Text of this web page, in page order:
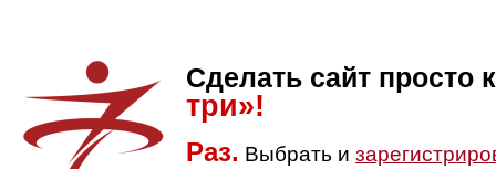
Сделать сайт просто
три»!
Раз. Выбрать и